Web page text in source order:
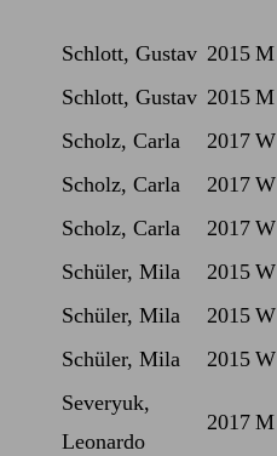
Schlott, Gustav 2015 M
Schlott, Gustav 2015 M
Scholz, Carla
2017 W
Scholz, Carla
2017 W
Scholz, Carla
2017 W
Schüler, Mila
2015 W
Schüler, Mila
2015 W
Schüler, Mila
2015 W
Severyuk,
Leonardo
2017 M